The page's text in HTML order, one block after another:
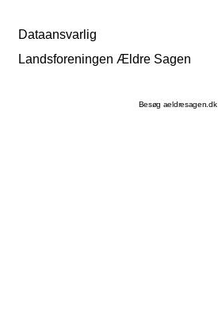
Dataansvarlig
Landsforeningen Ældre Sagen
Besøg aeldresagen.dk